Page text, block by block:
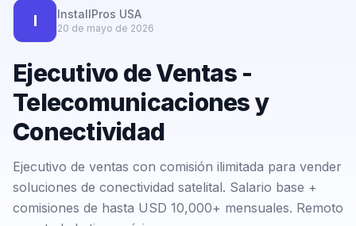
Calculadora Freelance
I InstallPros USA
20 de mayo de 2026
Ejecutivo de Ventas -
Telecomunicaciones y
Conectividad
Ejecutivo de ventas con comisión ilimitada para vender
soluciones de conectividad satelital. Salario base +
comisiones de hasta USD 10,000+ mensuales. Remoto